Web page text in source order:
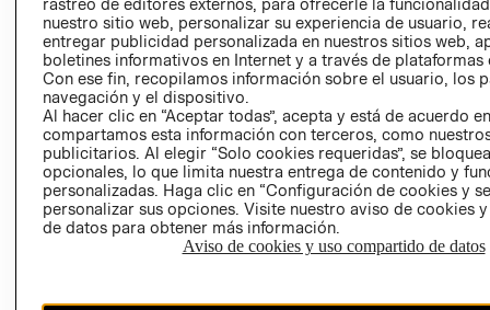
QUEJAS Y
RECLAMOS
Colombia ($)
CAMBIAR REGIÓN
nuestro sitio web, personalizar su experiencia de usuario,
entregar publicidad personalizada en nuestros sitios web,
boletines informativos en Internet y a través de plataformas
Con ese fin, recopilamos información sobre el usuario, los
navegación y el dispositivo.
Al hacer clic en “Aceptar todas”, acepta y está de acuerdo
compartamos esta información con terceros, como
publicitarios. Al elegir “Solo cookies requeridas”, se
opcionales, lo que limita nuestra entrega de contenido y
personalizadas. Haga clic en “Configuración de cookies y
personalizar sus opciones. Visite nuestro aviso de cookies
de datos para obtener más información.
Aviso de cookies y uso compartido de datos